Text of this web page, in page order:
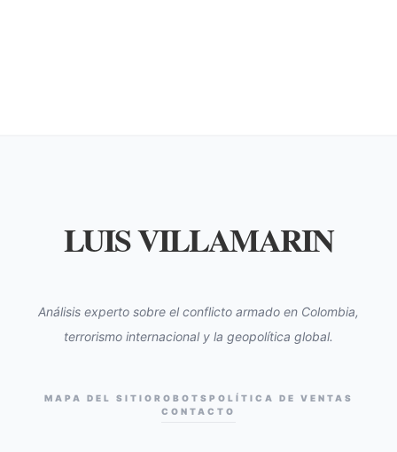
LUIS VILLAMARIN
Análisis experto sobre el conflicto armado en Colombia,
terrorismo internacional y la geopolítica global.
MAPA DEL SITIO ROBOTS POLÍTICA DE VENTAS
CONTACTO